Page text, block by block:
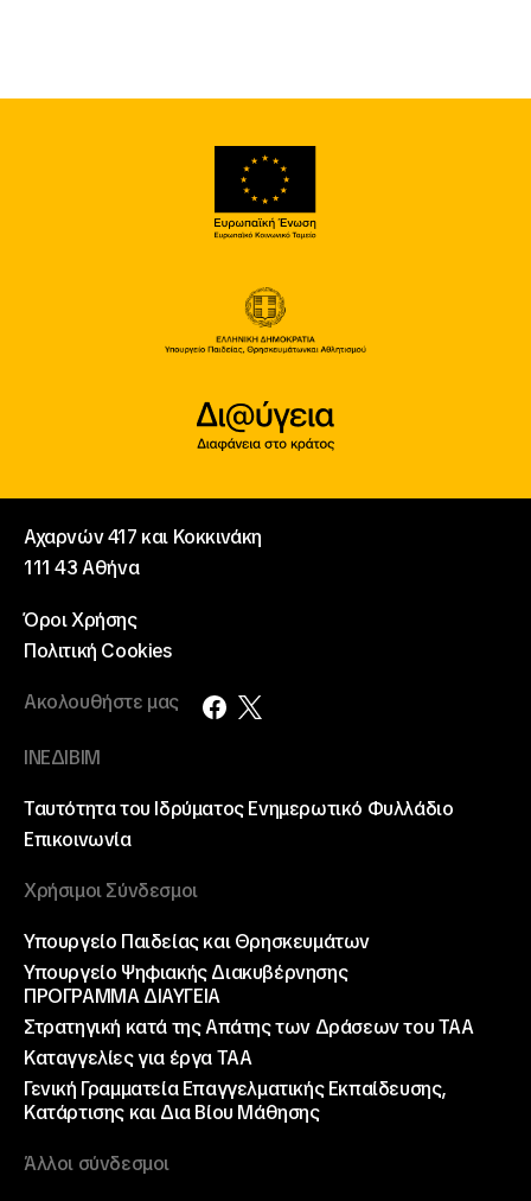
Αχαρνών 417 και Κοκκινάκη
111 43 Αθήνα
Όροι Χρήσης
Πολιτική Cookies
Ακολουθήστε μας
ΙΝΕΔΙΒΙΜ
Ταυτότητα του ΙδρύματοςΕνημερωτικό Φυλλάδιο
Επικοινωνία
Χρήσιμοι Σύνδεσμοι
Υπουργείο Παιδείας και Θρησκευμάτων
Υπουργείο Ψηφιακής Διακυβέρνησης
ΠΡΟΓΡΑΜΜΑ ΔΙΑΥΓΕΙΑ
Στρατηγική κατά της Απάτης των Δράσεων του ΤΑΑ
Καταγγελίες για έργα ΤΑΑ
Γενική Γραμματεία Επαγγελματικής Εκπαίδευσης,
Κατάρτισης και Δια Βίου Μάθησης
Άλλοι σύνδεσμοι